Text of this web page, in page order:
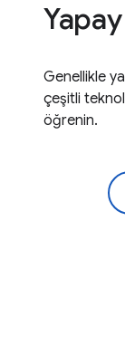
Genellikle
çeşitli
öğrenin.